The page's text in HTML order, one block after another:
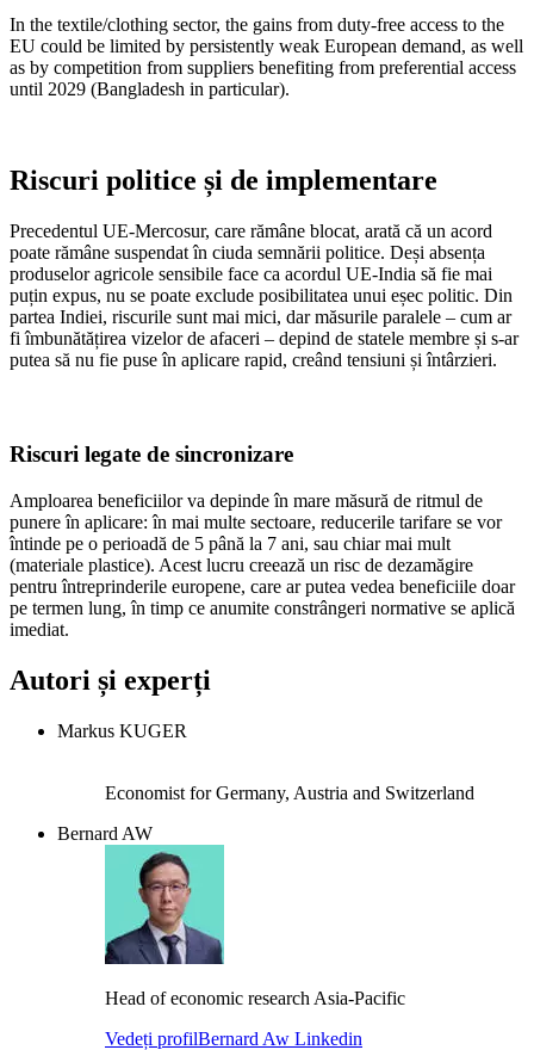
In the textile/clothing sector, the gains from duty-free access to the
EU could be limited by persistently weak European demand, as well
as by competition from suppliers benefiting from preferential access
until 2029 (Bangladesh in particular).
Riscuri politice și de implementare
Precedentul UE-Mercosur, care rămâne blocat, arată că un acord
poate rămâne suspendat în ciuda semnării politice. Deși absența
produselor agricole sensibile face ca acordul UE-India să fie mai
puțin expus, nu se poate exclude posibilitatea unui eșec politic. Din
partea Indiei, riscurile sunt mai mici, dar măsurile paralele – cum ar
fi îmbunătățirea vizelor de afaceri – depind de statele membre și s-ar
putea să nu fie puse în aplicare rapid, creând tensiuni și întârzieri.
Riscuri legate de sincronizare
Amploarea beneficiilor va depinde în mare măsură de ritmul de
punere în aplicare: în mai multe sectoare, reducerile tarifare se vor
întinde pe o perioadă de 5 până la 7 ani, sau chiar mai mult
(materiale plastice). Acest lucru creează un risc de dezamăgire
pentru întreprinderile europene, care ar putea vedea beneficiile doar
pe termen lung, în timp ce anumite constrângeri normative se aplică
imediat.
Autori și experți
Markus KUGER
Economist for Germany, Austria and Switzerland
Bernard AW
Head of economic research Asia-Pacific
Vedeți profilBernard Aw Linkedin